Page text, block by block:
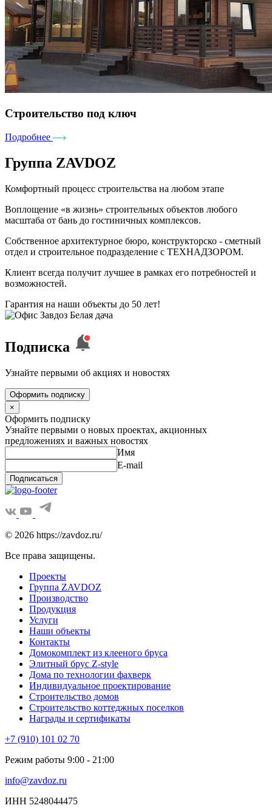
Строительство под ключ
Подробнее
Группа ZAVDOZ
Комфортный процесс строительства на любом этапе
Воплощение «в жизнь» строительных объектов любого
масштаба от бань до гостиничных комплексов.
Собственное архитектурное бюро, конструкторско - сметный
отдел и строительное подразделение с ТЕХНАДЗОРОМ.
Клиент всегда получит лучшее в рамках его потребностей и
возможностей.
Гарантия на наши объекты до 50 лет!
Подписка
Узнайте первыми об акциях и новостях
Оформить подписку
×
Оформить подписку
Узнайте первыми о новых проектах, акционных
предложениях и важных новостях
Имя
E-mail
Подписаться
© 2026 https://zavdoz.ru/
Все права защищены.
Проекты
Группа ZAVDOZ
Производство
Продукция
Услуги
Наши объекты
Контакты
Домокомплект из клееного бруса
Элитный брус Z-style
Дома по технологии фахверк
Индивидуальное проектирование
Строительство домов
Строительство коттеджных поселков
Награды и сертификаты
+7 (910) 101 02 70
Режим работы 9:00 - 21:00
info@zavdoz.ru
ИНН 5248044475